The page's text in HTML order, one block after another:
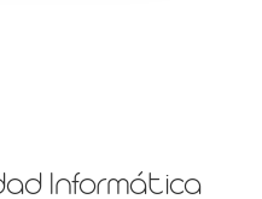
Informática